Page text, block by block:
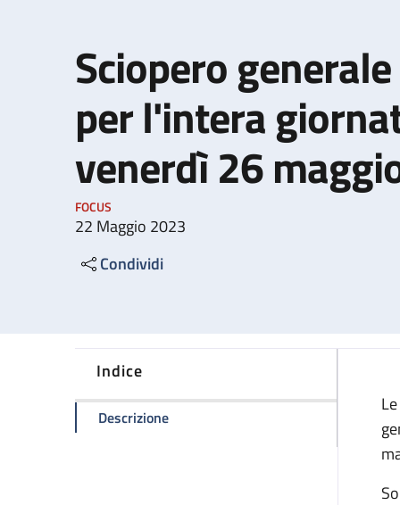
Sciopero
per l'intera
venerdì 26
FOCUS
22 Maggio 2023
Condividi
Indice
Descrizionedella pagina Sciopero generale